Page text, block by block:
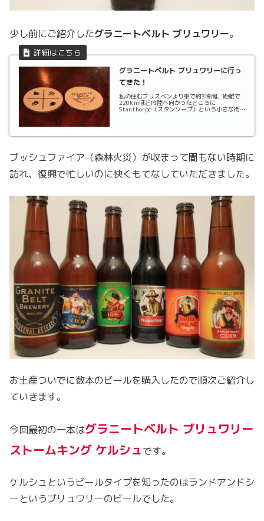
少し前にご紹介したグラニートベルト ブリュワリー。
グラニートベルト ブリュワリーに行っ
てきた！
私の住むブリスベンより車で約3時間、距離で
220Kmほど内陸へ向かったところに
Stanthorpe（スタンソープ）という小さな街
があります。クイーンズランド州の内陸地とあ
リーが多数...
ブッシュファイア（森林火災）が収まって間もない時期に
訪れ、復興で忙しいのに快くもてなしていただきました。
お土産ついでに数本のビールを購入したので順次ご紹介し
ていきます。
今回最初の一本はグラニートベルト ブリュワリー
ストームキング ケルシュです。
ケルシュというビールタイプを知ったのはランドアンドシ
ーというブリュワリーのビールでした。